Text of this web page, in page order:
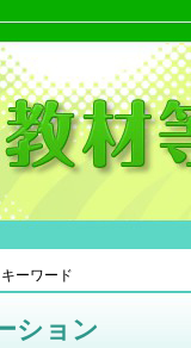
ーワード
ション